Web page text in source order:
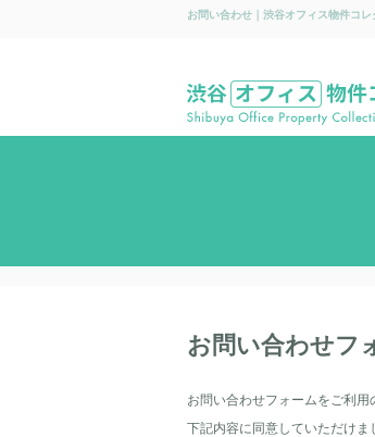
お問い合わせ｜渋谷オフィス物件コ
お問い合わせフ
お問い合わせフォームをご利用
下記内容に同意していただけ